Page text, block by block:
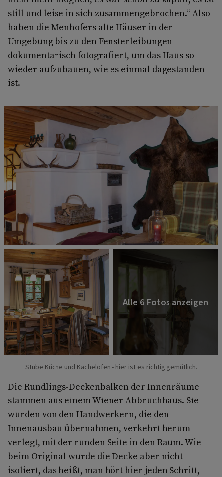
still und leise in sich zusammengebrochen.“ Also
haben die Menhofers alte Häuser in der
Umgebung bis zu den Fensterleibungen
dokumentarisch fotografiert, um das Haus so
wieder aufzubauen, wie es einmal dagestanden
ist.
Stube Küche und Kachelofen - hier ist es richtig gemütlich.
Die Rundlings-Deckenbalken der Innenräume
stammen aus einem Wiener Abbruchhaus. Sie
wurden von den Handwerkern, die den
Innenausbau übernahmen, verkehrt herum
verlegt, mit der runden Seite in den Raum. Wie
beim Original wurde die Decke aber nicht
isoliert, das heißt, man hört hier jeden Schritt,